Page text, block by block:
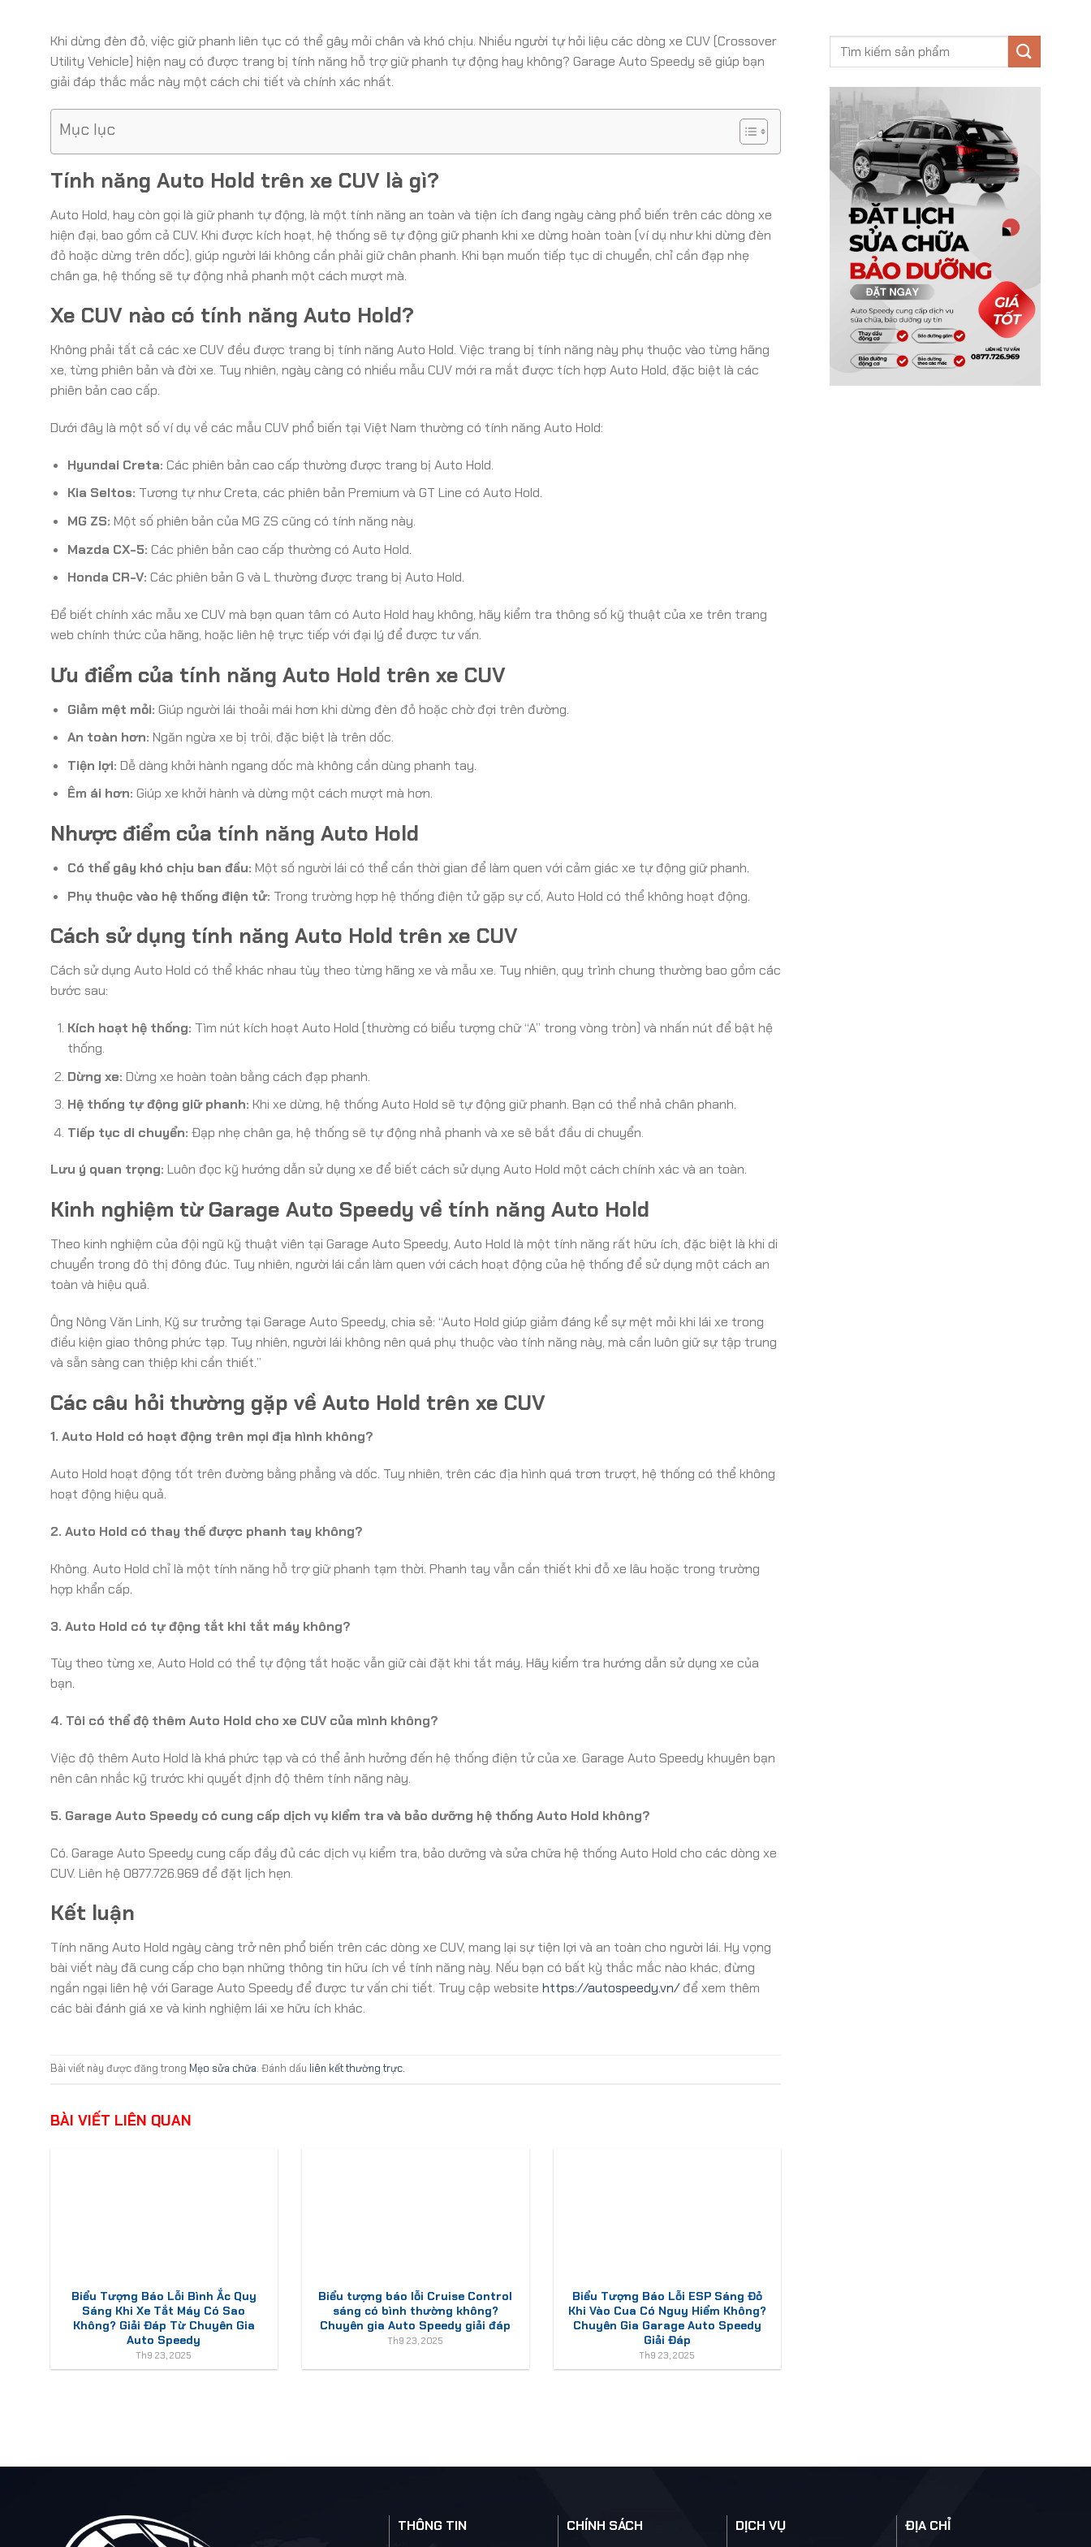
Khi dừng đèn đỏ, việc giữ phanh liên tục có thể gây mỏi chân và khó chịu. Nhiều người tự hỏi liệu các dòng xe CUV (Crossover
Utility Vehicle) hiện nay có được trang bị tính năng hỗ trợ giữ phanh tự động hay không? Garage Auto Speedy sẽ giúp bạn
giải đáp thắc mắc này một cách chi tiết và chính xác nhất.
Mục lục
Tính năng Auto Hold trên xe CUV là gì?
Auto Hold, hay còn gọi là giữ phanh tự động, là một tính năng an toàn và tiện ích đang ngày càng phổ biến trên các dòng xe
hiện đại, bao gồm cả CUV. Khi được kích hoạt, hệ thống sẽ tự động giữ phanh khi xe dừng hoàn toàn (ví dụ như khi dừng đèn
đỏ hoặc dừng trên dốc), giúp người lái không cần phải giữ chân phanh. Khi bạn muốn tiếp tục di chuyển, chỉ cần đạp nhẹ
chân ga, hệ thống sẽ tự động nhả phanh một cách mượt mà.
Xe CUV nào có tính năng Auto Hold?
Không phải tất cả các xe CUV đều được trang bị tính năng Auto Hold. Việc trang bị tính năng này phụ thuộc vào từng hãng
xe, từng phiên bản và đời xe. Tuy nhiên, ngày càng có nhiều mẫu CUV mới ra mắt được tích hợp Auto Hold, đặc biệt là các
phiên bản cao cấp.
Dưới đây là một số ví dụ về các mẫu CUV phổ biến tại Việt Nam thường có tính năng Auto Hold:
Hyundai Creta: Các phiên bản cao cấp thường được trang bị Auto Hold.
Kia Seltos: Tương tự như Creta, các phiên bản Premium và GT Line có Auto Hold.
MG ZS: Một số phiên bản của MG ZS cũng có tính năng này.
Mazda CX-5: Các phiên bản cao cấp thường có Auto Hold.
Honda CR-V: Các phiên bản G và L thường được trang bị Auto Hold.
Để biết chính xác mẫu xe CUV mà bạn quan tâm có Auto Hold hay không, hãy kiểm tra thông số kỹ thuật của xe trên trang
web chính thức của hãng, hoặc liên hệ trực tiếp với đại lý để được tư vấn.
Ưu điểm của tính năng Auto Hold trên xe CUV
Giảm mệt mỏi: Giúp người lái thoải mái hơn khi dừng đèn đỏ hoặc chờ đợi trên đường.
An toàn hơn: Ngăn ngừa xe bị trôi, đặc biệt là trên dốc.
Tiện lợi: Dễ dàng khởi hành ngang dốc mà không cần dùng phanh tay.
Êm ái hơn: Giúp xe khởi hành và dừng một cách mượt mà hơn.
Nhược điểm của tính năng Auto Hold
Có thể gây khó chịu ban đầu: Một số người lái có thể cần thời gian để làm quen với cảm giác xe tự động giữ phanh.
Phụ thuộc vào hệ thống điện tử: Trong trường hợp hệ thống điện tử gặp sự cố, Auto Hold có thể không hoạt động.
Cách sử dụng tính năng Auto Hold trên xe CUV
Cách sử dụng Auto Hold có thể khác nhau tùy theo từng hãng xe và mẫu xe. Tuy nhiên, quy trình chung thường bao gồm các
bước sau:
Kích hoạt hệ thống: Tìm nút kích hoạt Auto Hold (thường có biểu tượng chữ “A” trong vòng tròn) và nhấn nút để bật hệ
thống.
Dừng xe: Dừng xe hoàn toàn bằng cách đạp phanh.
Hệ thống tự động giữ phanh: Khi xe dừng, hệ thống Auto Hold sẽ tự động giữ phanh. Bạn có thể nhả chân phanh.
Tiếp tục di chuyển: Đạp nhẹ chân ga, hệ thống sẽ tự động nhả phanh và xe sẽ bắt đầu di chuyển.
Lưu ý quan trọng: Luôn đọc kỹ hướng dẫn sử dụng xe để biết cách sử dụng Auto Hold một cách chính xác và an toàn.
Kinh nghiệm từ Garage Auto Speedy về tính năng Auto Hold
Theo kinh nghiệm của đội ngũ kỹ thuật viên tại Garage Auto Speedy, Auto Hold là một tính năng rất hữu ích, đặc biệt là khi di
chuyển trong đô thị đông đúc. Tuy nhiên, người lái cần làm quen với cách hoạt động của hệ thống để sử dụng một cách an
toàn và hiệu quả.
Ông Nông Văn Linh, Kỹ sư trưởng tại Garage Auto Speedy, chia sẻ: “Auto Hold giúp giảm đáng kể sự mệt mỏi khi lái xe trong
điều kiện giao thông phức tạp. Tuy nhiên, người lái không nên quá phụ thuộc vào tính năng này, mà cần luôn giữ sự tập trung
và sẵn sàng can thiệp khi cần thiết.”
Các câu hỏi thường gặp về Auto Hold trên xe CUV
1. Auto Hold có hoạt động trên mọi địa hình không?
Auto Hold hoạt động tốt trên đường bằng phẳng và dốc. Tuy nhiên, trên các địa hình quá trơn trượt, hệ thống có thể không
hoạt động hiệu quả.
2. Auto Hold có thay thế được phanh tay không?
Không. Auto Hold chỉ là một tính năng hỗ trợ giữ phanh tạm thời. Phanh tay vẫn cần thiết khi đỗ xe lâu hoặc trong trường
hợp khẩn cấp.
3. Auto Hold có tự động tắt khi tắt máy không?
Tùy theo từng xe, Auto Hold có thể tự động tắt hoặc vẫn giữ cài đặt khi tắt máy. Hãy kiểm tra hướng dẫn sử dụng xe của
bạn.
4. Tôi có thể độ thêm Auto Hold cho xe CUV của mình không?
Việc độ thêm Auto Hold là khá phức tạp và có thể ảnh hưởng đến hệ thống điện tử của xe. Garage Auto Speedy khuyên bạn
nên cân nhắc kỹ trước khi quyết định độ thêm tính năng này.
5. Garage Auto Speedy có cung cấp dịch vụ kiểm tra và bảo dưỡng hệ thống Auto Hold không?
Có. Garage Auto Speedy cung cấp đầy đủ các dịch vụ kiểm tra, bảo dưỡng và sửa chữa hệ thống Auto Hold cho các dòng xe
CUV. Liên hệ 0877.726.969 để đặt lịch hẹn.
Kết luận
Tính năng Auto Hold ngày càng trở nên phổ biến trên các dòng xe CUV, mang lại sự tiện lợi và an toàn cho người lái. Hy vọng
bài viết này đã cung cấp cho bạn những thông tin hữu ích về tính năng này. Nếu bạn có bất kỳ thắc mắc nào khác, đừng
ngần ngại liên hệ với Garage Auto Speedy để được tư vấn chi tiết. Truy cập website https://autospeedy.vn/để xem thêm
các bài đánh giá xe và kinh nghiệm lái xe hữu ích khác.
Bài viết này được đăng trong Mẹo sửa chữa. Đánh dấu liên kết thường trực.
BÀI VIẾT LIÊN QUAN
Biểu Tượng Báo Lỗi Bình Ắc Quy
Sáng Khi Xe Tắt Máy Có Sao
Không? Giải Đáp Từ Chuyên Gia
Auto Speedy
Th9 23, 2025
Biểu tượng báo lỗi Cruise Control
sáng có bình thường không?
Chuyên gia Auto Speedy giải đáp
Th9 23, 2025
Biểu Tượng Báo Lỗi ESP Sáng Đỏ
Khi Vào Cua Có Nguy Hiểm Không?
Chuyên Gia Garage Auto Speedy
Giải Đáp
Th9 23, 2025
THÔNG TIN CHÍNH SÁCH DỊCH VỤ ĐỊA CHỈ